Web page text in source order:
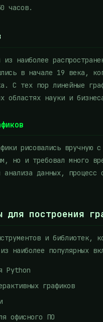
часов.
наиболее
в начале 19 века,
С тех пор линейные
областях науки и
рисовались вручную
но и требовал много
анализа данных,
для построения
и библиотек,
наиболее популярных
Python
графиков
офисного ПО